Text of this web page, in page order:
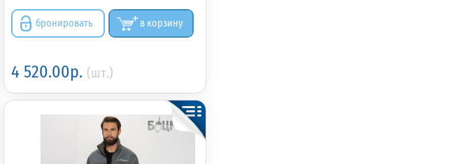
бронировать в корзину
4 520.00р. (шт.)